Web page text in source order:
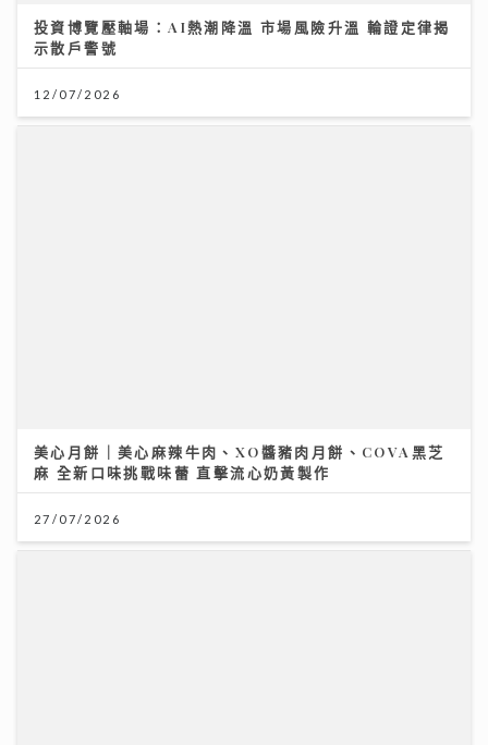
投資博覽壓軸場：AI熱潮降溫 市場風險升溫 輪證定律揭
示散戶警號
12/07/2026
美心月餅｜美心麻辣牛肉、XO醬豬肉月餅、COVA黑芝
麻 全新口味挑戰味蕾 直擊流心奶黃製作
27/07/2026